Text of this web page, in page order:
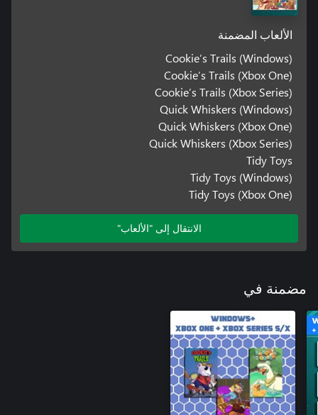
الألعاب المضمنة
Cookie’s Trails (Windows)
Cookie’s Trails (Xbox One)
Cookie’s Trails (Xbox Series)
Quick Whiskers (Windows)
Quick Whiskers (Xbox One)
Quick Whiskers (Xbox Series)
Tidy Toys
Tidy Toys (Windows)
Tidy Toys (Xbox One)
الانتقال إلى "الألعاب"
مضمنة في